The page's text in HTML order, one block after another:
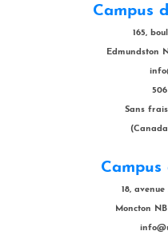
Campus
165,
Edmundston
Sans
18,
Moncton